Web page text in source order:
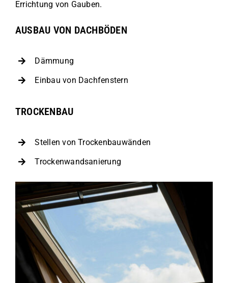
Errichtung von Gauben.
AUSBAU VON DACHBÖDEN
Dämmung
Einbau von Dachfenstern
TROCKENBAU
Stellen von Trockenbauwänden
Trockenwandsanierung